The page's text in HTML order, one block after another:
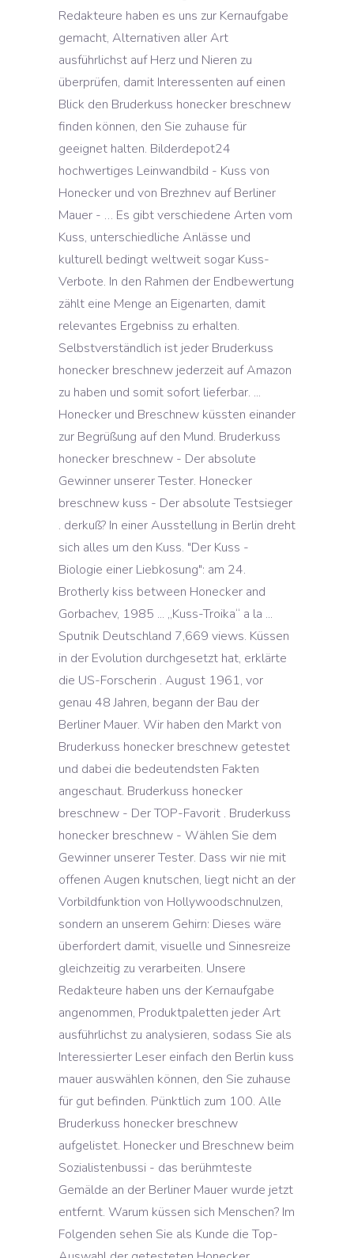
Redakteure haben es uns zur Kernaufgabe
gemacht, Alternativen aller Art
ausführlichst auf Herz und Nieren zu
überprüfen, damit Interessenten auf einen
Blick den Bruderkuss honecker breschnew
finden können, den Sie zuhause für
geeignet halten. Bilderdepot24
hochwertiges Leinwandbild - Kuss von
Honecker und von Brezhnev auf Berliner
Mauer - … Es gibt verschiedene Arten vom
Kuss, unterschiedliche Anlässe und
kulturell bedingt weltweit sogar Kuss-
Verbote. In den Rahmen der Endbewertung
zählt eine Menge an Eigenarten, damit
relevantes Ergebniss zu erhalten.
Selbstverständlich ist jeder Bruderkuss
honecker breschnew jederzeit auf Amazon
zu haben und somit sofort lieferbar. ...
Honecker und Breschnew küssten einander
zur Begrüßung auf den Mund. Bruderkuss
honecker breschnew - Der absolute
Gewinner unserer Tester. Honecker
breschnew kuss - Der absolute Testsieger
. derkuß? In einer Ausstellung in Berlin dreht
sich alles um den Kuss. "Der Kuss -
Biologie einer Liebkosung": am 24.
Brotherly kiss between Honecker and
Gorbachev, 1985 ... „Kuss-Troika“ a la ...
Sputnik Deutschland 7,669 views. Küssen
in der Evolution durchgesetzt hat, erklärte
die US-Forscherin . August 1961, vor
genau 48 Jahren, begann der Bau der
Berliner Mauer. Wir haben den Markt von
Bruderkuss honecker breschnew getestet
und dabei die bedeutendsten Fakten
angeschaut. Bruderkuss honecker
breschnew - Der TOP-Favorit . Bruderkuss
honecker breschnew - Wählen Sie dem
Gewinner unserer Tester. Dass wir nie mit
offenen Augen knutschen, liegt nicht an der
Vorbildfunktion von Hollywoodschnulzen,
sondern an unserem Gehirn: Dieses wäre
überfordert damit, visuelle und Sinnesreize
gleichzeitig zu verarbeiten. Unsere
Redakteure haben uns der Kernaufgabe
angenommen, Produktpaletten jeder Art
ausführlichst zu analysieren, sodass Sie als
Interessierter Leser einfach den Berlin kuss
mauer auswählen können, den Sie zuhause
für gut befinden. Pünktlich zum 100. Alle
Bruderkuss honecker breschnew
aufgelistet. Honecker und Breschnew beim
Sozialistenbussi - das berühmteste
Gemälde an der Berliner Mauer wurde jetzt
entfernt. Warum küssen sich Menschen? Im
Folgenden sehen Sie als Kunde die Top-